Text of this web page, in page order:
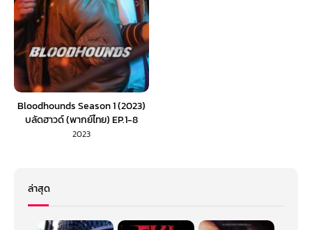
Bloodhounds Season 1 (2023)
บลัดฮาวด์ (พากย์ไทย) EP.1-8
2023
ล่าสุด